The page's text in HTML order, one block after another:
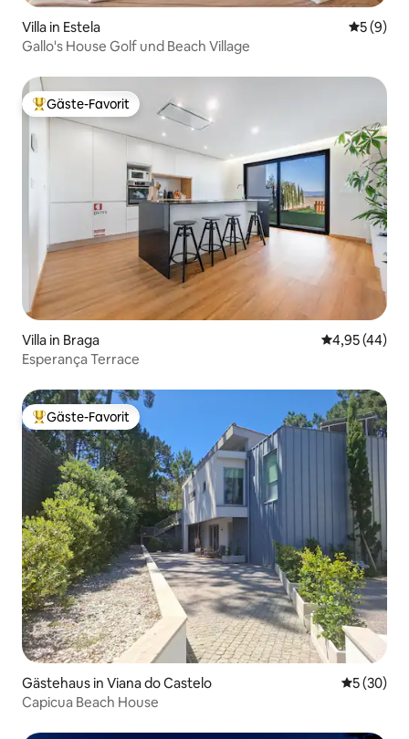
Villa in Estela
5 (9)
Gallo's House Golf und Beach Village
Beliebter Gäste-Favorit.
Gäste-Favorit
Villa in Braga
4,95 (44)
Esperança Terrace
Beliebter Gäste-Favorit.
Gäste-Favorit
Gästehaus in Viana do Castelo
5 (30)
Capicua Beach House